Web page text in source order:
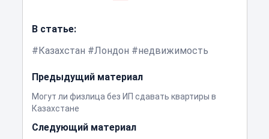
В статье:
Казахстан
Лондон недвижимость
Предыдущий материал
Могут ли физлица без ИП сдавать квартиры в
Казахстане
Следующий материал